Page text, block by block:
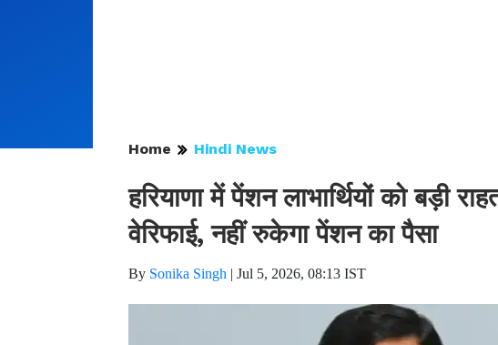
Home Hindi News
हरियाणा में पेंशन लाभार्थियों को बड़ी
वेरिफाई, नहीं रुकेगा पेंशन का पैसा
By Sonika Singh | Jul 5, 2026, 08:13 IST